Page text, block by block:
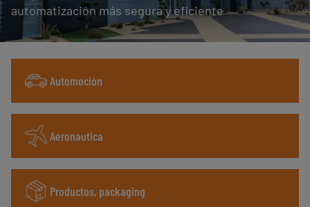
automatización más segura y eficiente
Automoción
Aeronautica
Productos, packaging
Contacto